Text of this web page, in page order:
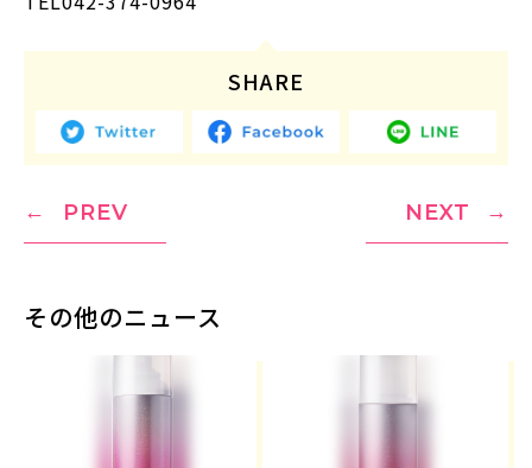
SHARE
PREV NEXT
その他のニュース